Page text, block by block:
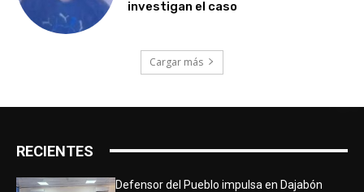
investigan el caso
Cargar más
RECIENTES
Defensor del Pueblo impulsa en Dajabón